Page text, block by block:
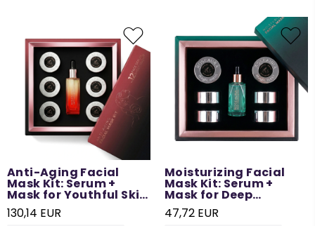
Anti-Aging Facial
Mask Kit: Serum +
Mask for Youthful Skin
- 12 Times Use
130,14 EUR
Moisturizing Facial
Mask Kit: Serum +
Mask for Deep
Hydration - 6 Times
Use
47,72 EUR